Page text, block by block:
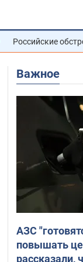
Российские
Важное
АЗС
повышать
рассказали,